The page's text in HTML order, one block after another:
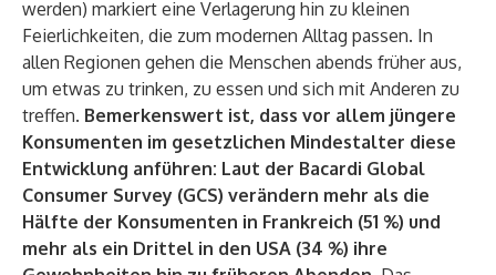
werden) markiert eine Verlagerung hin zu kleinen
Feierlichkeiten, die zum modernen Alltag passen. In
allen Regionen gehen die Menschen abends früher aus,
um etwas zu trinken, zu essen und sich mit Anderen zu
treffen. Bemerkenswert ist, dass vor allem jüngere
Konsumenten im gesetzlichen Mindestalter diese
Entwicklung anführen: Laut der Bacardi Global
Consumer Survey (GCS) verändern mehr als die
Hälfte der Konsumenten in Frankreich (51 %) und
mehr als ein Drittel in den USA (34 %) ihre